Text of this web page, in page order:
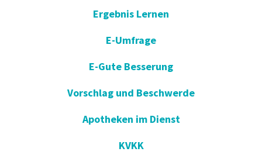
Ergebnis Lernen
E-Umfrage
E-Gute Besserung
Vorschlag und Beschwerde
Apotheken im Dienst
KVKK